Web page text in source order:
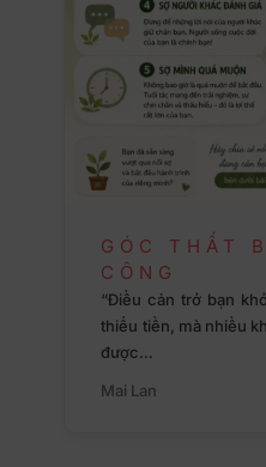
GÓC THẤT
CÔNG
“Điều cản trở bạn
thiếu tiền, mà nhiều
được…
Mai Lan